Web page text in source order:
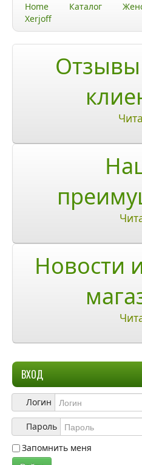
Качество и гарантии
Акции и скидки
Доставка и оплата
Доставка и оплата по Москве
Доставка по Санкт-Петербугу
Доставка и оплата по России
Ответы на часто задаваемые
Home Каталог
Xerjoff
Новости
ВХОД
Логин
Пароль
Запомнить меня